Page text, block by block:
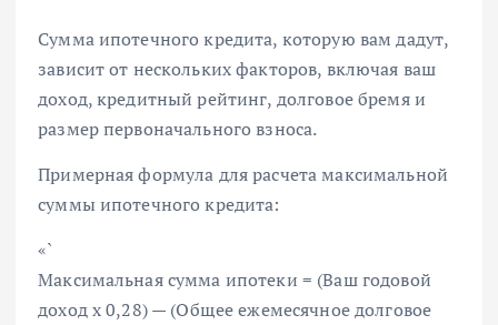
Сумма ипотечного кредита, которую вам дадут,
зависит от нескольких факторов, включая ваш
доход, кредитный рейтинг, долговое бремя и
размер первоначального взноса.
Примерная формула для расчета максимальной
суммы ипотечного кредита:
«`
Максимальная сумма ипотеки = (Ваш годовой
доход x 0,28) — (Общее ежемесячное долговое